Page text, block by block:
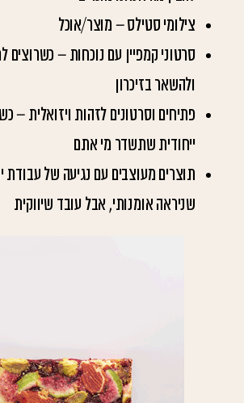
צילומי סטילס – מוצר/אוכל
סרטוני קמפיין עם נוכחות – כשרוצים
ולהשאר בזיכרון
פתיחים וסרטונים לזהות ויזואלית –
ייחודית שתשדר מי אתם
תוצרים מעוצבים עם נגיעה של עבודת
שניראה אומנותי, אבל עובד שיווקית